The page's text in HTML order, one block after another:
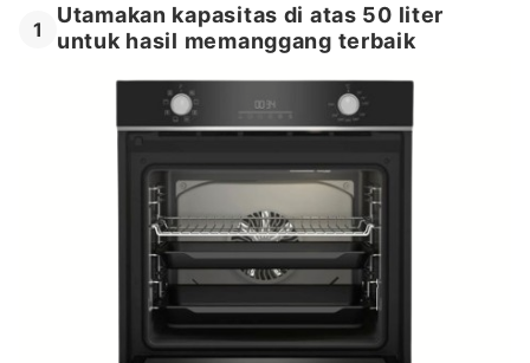
1
Utamakan kapasitas di atas 50 liter
untuk hasil memanggang terbaik